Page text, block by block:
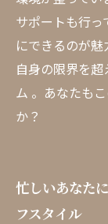
サポートも行
にできるのが
自身の限界を
ム 。あなたも
か？
忙しいあなた
フスタイル